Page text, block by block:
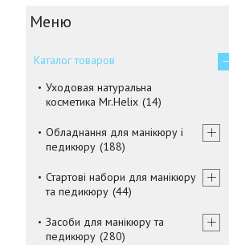
Каталог товаров
Уходовая натуральна
косметика Mr.Helix 14
Обладнання для манікюру і
педикюру 188
Стартові набори для манікюру
та педикюру 44
Засоби для манікюру та
педикюру 280